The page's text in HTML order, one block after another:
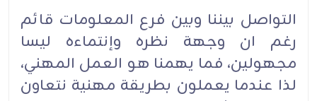
التواصل بيننا وبين فرع المعلومات قائم
رغم ان وجهة نظره وإنتماءه ليسا
مجهولين، فما يهمنا هو العمل المهني،
لذا عندما يعملون بطريقة مهنية نتعاون